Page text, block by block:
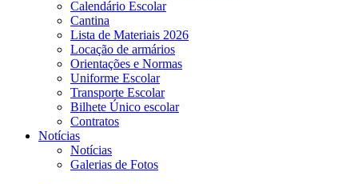
Calendário Escolar
Cantina
Lista de Materiais 2026
Locação de armários
Orientações e Normas
Uniforme Escolar
Transporte Escolar
Bilhete Único escolar
Contratos
Notícias
Notícias
Galerias de Fotos